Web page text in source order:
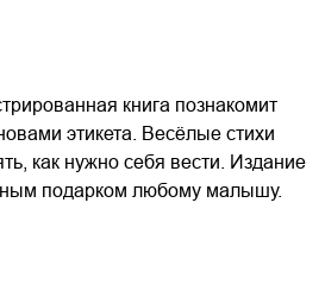
книга познакомит
этикета. Весёлые стихи
как нужно себя вести. Издание
подарком любому малышу.